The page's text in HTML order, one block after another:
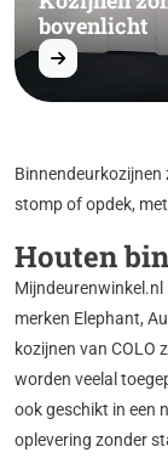
bovenlicht
stomp of opdek,
Houten
merken Elephant,
kozijnen van COLO
worden veelal
ook geschikt in een
oplevering zonder